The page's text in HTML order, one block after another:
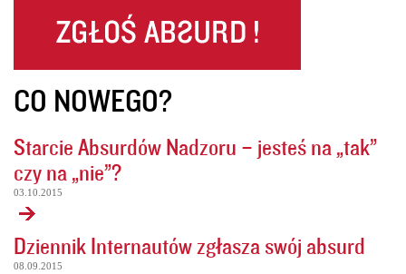
CO NOWEGO?
Starcie Absurdów Nadzoru – jesteś na „tak”
czy na „nie”?
03.10.2015
Dziennik Internautów zgłasza swój absurd
08.09.2015